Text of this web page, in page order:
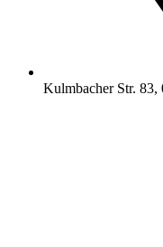
Kulmbacher Str. 83,